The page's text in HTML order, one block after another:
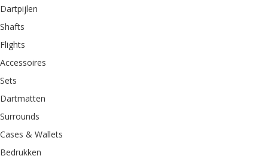
Dartpijlen
Shafts
Flights
Accessoires
Sets
Dartmatten
Surrounds
Cases & Wallets
Bedrukken